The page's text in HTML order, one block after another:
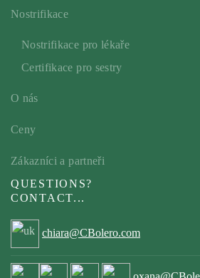
Nostrifikace
Nostrifikace pro lékaře
Certifikace pro sestry
O nás
Ceny
Zákazníci a partneři
QUESTIONS?
CONTACT...
chiara@CBolero.com